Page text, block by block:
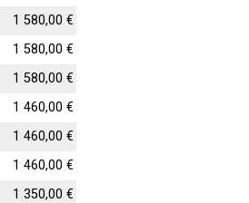
1 580,00 €
1 580,00 €
1 580,00 €
1 460,00 €
1 460,00 €
1 460,00 €
1 350,00 €